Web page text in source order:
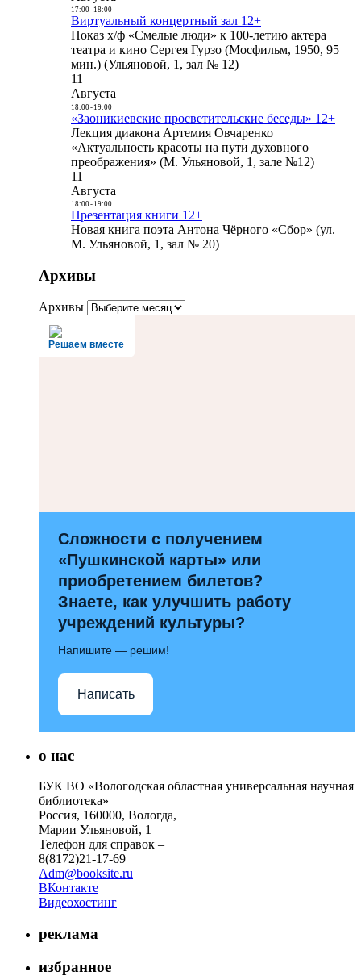
17:00- 18:00
Виртуальный концертный зал 12+
Показ х/ф «Смелые люди» к 100-летию актера
театра и кино Сергея Гурзо (Мосфильм, 1950, 95
мин.) (Ульяновой, 1, зал № 12)
11
Августа
18:00- 19:00
«Заоникиевские просветительские беседы» 12+
Лекция диакона Артемия Овчаренко
«Актуальность красоты на пути духовного
преображения» (М. Ульяновой, 1, зале №12)
11
Августа
18:00- 19:00
Презентация книги 12+
Новая книга поэта Антона Чёрного «Сбор» (ул.
М. Ульяновой, 1, зал № 20)
Архивы
Архивы
Решаем вместе
Сложности с получением
«Пушкинской карты» или
приобретением билетов?
Знаете, как улучшить работу
учреждений культуры?
Напишите — решим!
Написать
о нас
БУК ВО «Вологодская областная универсальная научная
библиотека»
Россия, 160000, Вологда,
Марии Ульяновой, 1
Телефон для справок –
8(8172)21-17-69
Adm@booksite.ru
ВКонтакте
Видеохостинг
реклама
избранное